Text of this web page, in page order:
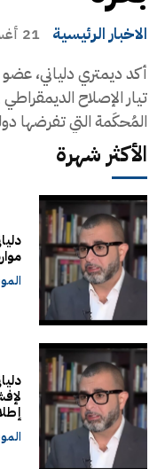
الاخبار الرئيسية 21 أغسطس، 2025
أكد ديمتري دلياني،
تيار الإصلاح
المُحكَمة التي تفرضها
الأكثر شهرة